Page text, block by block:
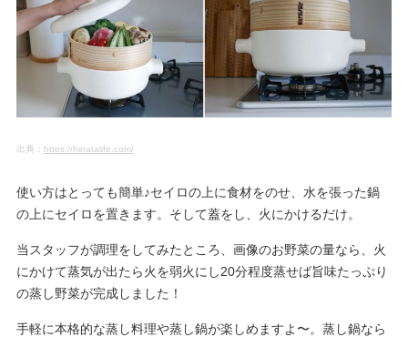
出典： https://hinatalife.com/
使い方はとっても簡単♪セイロの上に食材をのせ、水を張った鍋
の上にセイロを置きます。そして蓋をし、火にかけるだけ。
当スタッフが調理をしてみたところ、画像のお野菜の量なら、火
にかけて蒸気が出たら火を弱火にし20分程度蒸せば旨味たっぷり
の蒸し野菜が完成しました！
手軽に本格的な蒸し料理や蒸し鍋が楽しめますよ〜。蒸し鍋なら